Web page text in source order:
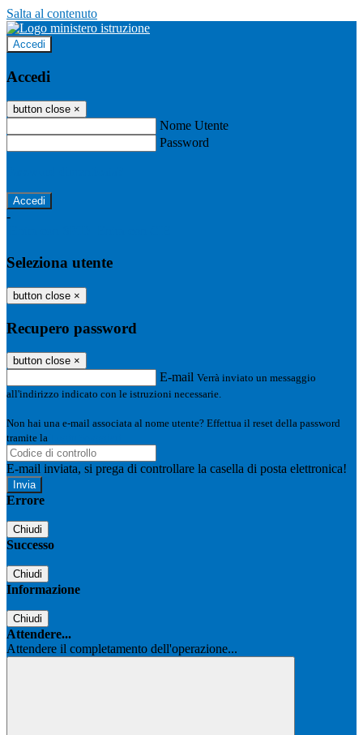
Salta al contenuto
Accedi
Accedi
button close ×
Nome Utente
Password
-
Seleziona utente
button close ×
Recupero password
button close ×
E-mail Verrà inviato un messaggio
all'indirizzo indicato con le istruzioni necessarie.
Non hai una e-mail associata al nome utente? Effettua il reset della password
tramite la
E-mail inviata, si prega di controllare la casella di posta elettronica!
Errore
Chiudi
Successo
Chiudi
Informazione
Chiudi
Attendere...
Attendere il completamento dell'operazione...